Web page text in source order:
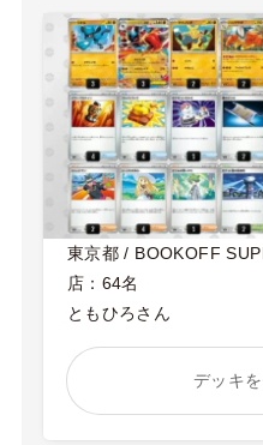
東京都 / BOOKOFF
店：64名
ともひろさん
デッキ